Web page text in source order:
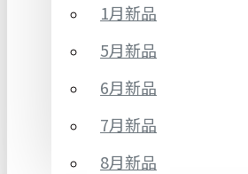
1月新品
5月新品
6月新品
7月新品
8月新品